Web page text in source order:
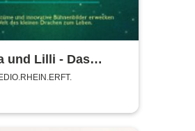
und Lilli - Das
Musical für die